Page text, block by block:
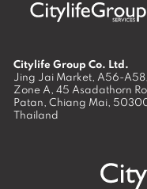
Citylife Group Co. Ltd.
Jing Jai Market, A56-A58,
Zone A, 45 Asadathorn
Patan, Chiang Mai,
Thailand